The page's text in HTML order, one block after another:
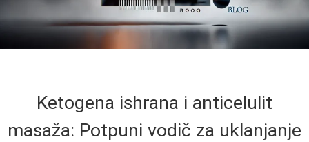
Ketogena ishrana i anticelulit
masaža: Potpuni vodič za uklanjanje